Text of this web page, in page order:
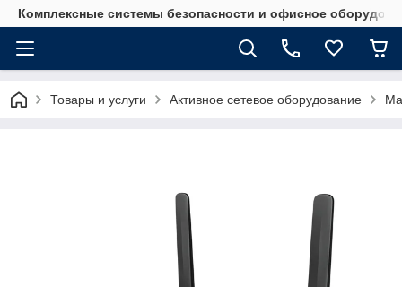
Комплексные системы безопасности и офисное
Товары и услуги Активное сетевое оборудование